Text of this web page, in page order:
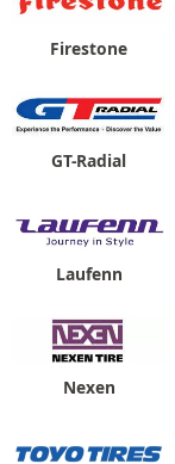
Firestone
GT-Radial
Laufenn
Nexen